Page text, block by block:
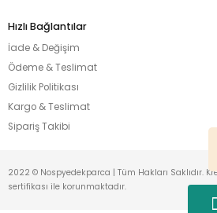
Hızlı Bağlantılar
İade & Değişim
Ödeme & Teslimat
Gizlilik Politikası
Kargo & Teslimat
Sipariş Takibi
2022 © Nospyedekparca | Tüm Hakları Saklıdır.
sertifikası ile korunmaktadır.